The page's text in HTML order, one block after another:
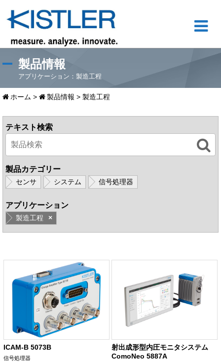
製品情報
アプリケーション：製造工程
ホーム > 製品情報 > 製造工程
テキスト検索
製品カテゴリー
センサ システム 信号処理器
アプリケーション
製造工程 ×
ICAM-B 5073B
信号処理器
射出成形型内圧モニタシステム
ComoNeo 5887A